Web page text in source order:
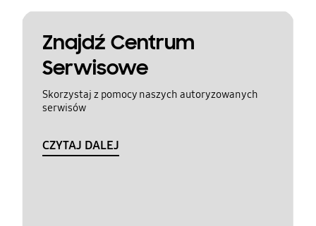
Znajdź Centrum
Serwisowe
Skorzystaj z pomocy naszych autoryzowanych
serwisów
CZYTAJ DALEJ